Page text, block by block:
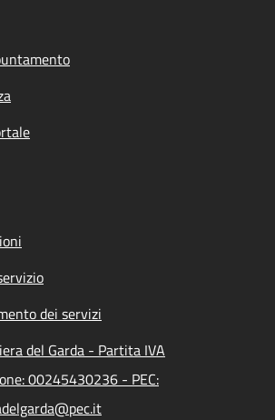
dei servizi
del Garda - Partita IVA
00245430236 - PEC: